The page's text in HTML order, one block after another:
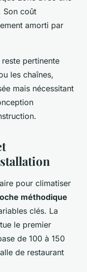
Son coût
amorti par
pertinente
les chaînes,
mais nécessitant
pour climatiser
méthodique
clés. La
le premier
de 100 à 150
de restaurant